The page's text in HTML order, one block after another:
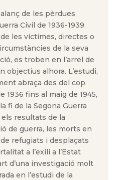
de les pèrdues
Civil de 1936-1939.
les víctimes, directes o
de la seva
es troben en l’arrel de
objectius alhora. L’estudi,
abraça des del cop
1936 fins al maig de 1945,
fi de la Segona Guerra
resultats de la
de guerra, les morts en
refugiats i desplaçats
a l’exili a l’Estat
d’una investigació molt
en l’estudi de la